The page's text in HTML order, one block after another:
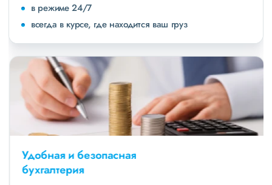
в режиме 24/7
всегда в курсе, где находится ваш груз
Удобная и безопасная
бухгалтерия